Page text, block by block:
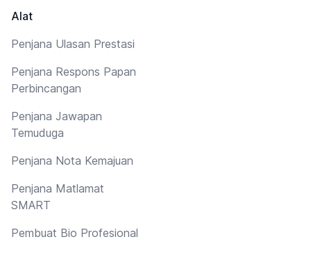
Alat
Penjana Ulasan Prestasi
Penjana Respons Papan
Perbincangan
Penjana Jawapan
Temuduga
Penjana Nota Kemajuan
Penjana Matlamat
SMART
Pembuat Bio Profesional